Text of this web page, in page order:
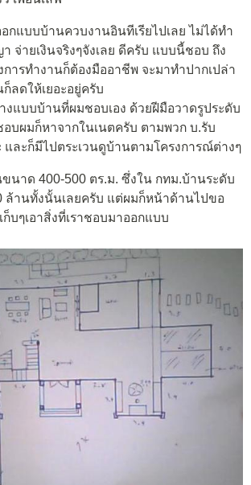
กแบบบ้านควบงานอินทีเรียไปเลย ไม่ได้ทำ
จ่ายเงินจริงๆจังเลย ดีครับ แบบนี้ชอบ ถึง
การทำงานก็ต้องมืออาชีพ จะมาทำปากเปล่า
ลดให้เยอะอยู่ครับ
งแบบบ้านที่ผมชอบเอง ด้วยฝีมือวาดรูประดับ
บผมก็หาจากในเนตครับ ตามพวก บ.รับ
และก็มีไปตระเวนดูบ้านตามโครงการณ์ต่างๆ
นาด 400-500 ตร.ม. ซึ่งใน กทม.บ้านระดับ
ล้านทั้งนั้นเลยครับ แต่ผมก็หน้าด้านไปขอ
บๆเอาสิ่งที่เราชอบมาออกแบบ